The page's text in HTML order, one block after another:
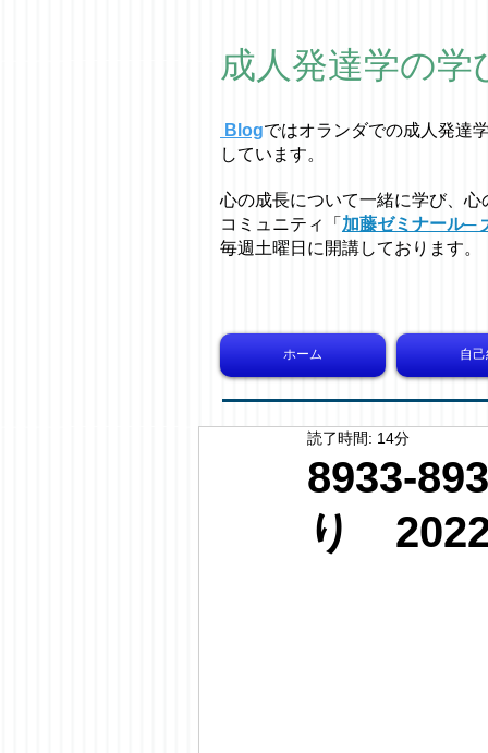
成人発達学の学
Blogではオラ ンダでの成人発達学
しています。
心の成長について一緒に学び、心
コミュニティ「 加藤ゼミナール─
毎週土曜日に開講しております。
ホーム 自
8933-
り 2022
読了時間: 14分